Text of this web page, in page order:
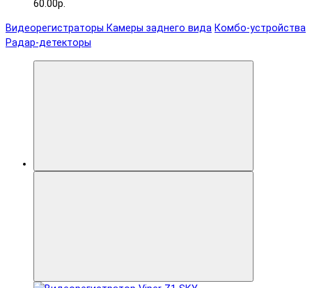
60.00р.
Видеорегистраторы Камеры заднего вида Комбо-устройства
Радар-детекторы